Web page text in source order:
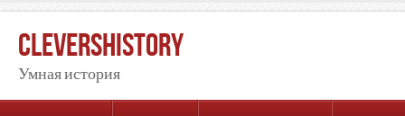
CleversHistory
Умная история